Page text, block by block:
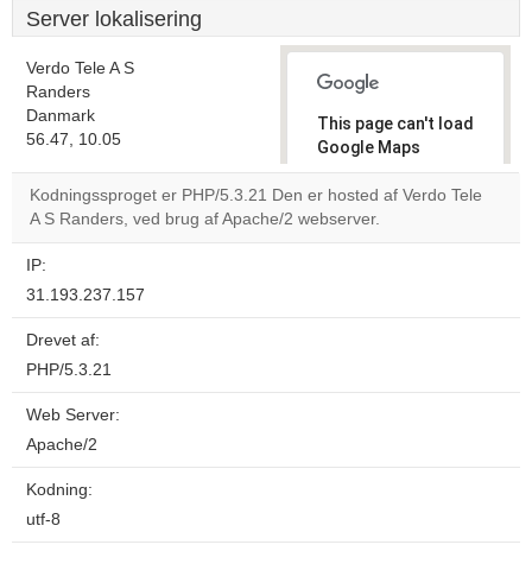
Server lokalisering
Verdo Tele A S
Randers
Danmark
56.47, 10.05
This page can't load
Google Maps
correctly.
Do you
own this
OK
Kodningssproget er PHP/5.3.21 Den er hosted af Verdo Tele
A S Randers, ved brug af Apache/2 webserver.
IP:
31.193.237.157
Drevet af:
PHP/5.3.21
Web Server:
Apache/2
Kodning:
utf-8